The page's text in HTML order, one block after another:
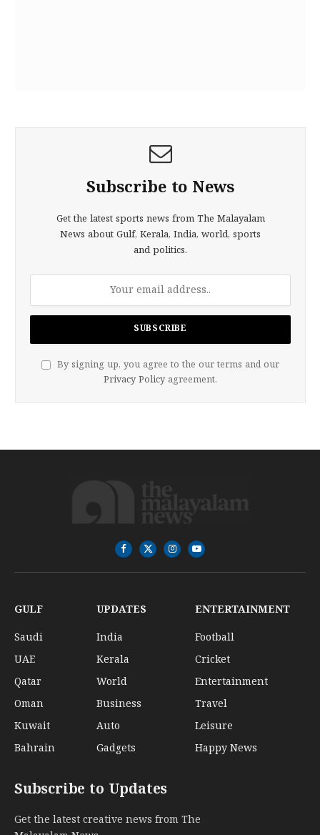
Subscribe to News
Get the latest sports news from The Malayalam
News about Gulf, Kerala, India, world, sports
and politics.
By signing up, you agree to the our terms and our
Privacy Policy agreement.
Facebook
X
(Twitter)
InstagramYouTube
GULF
Saudi
UAE
Qatar
Oman
Kuwait
Bahrain
UPDATES
India
Kerala
World
Business
Auto
Gadgets
ENTERTAINMENT
Football
Cricket
Entertainment
Travel
Leisure
Happy News
Subscribe to Updates
Get the latest creative news from The